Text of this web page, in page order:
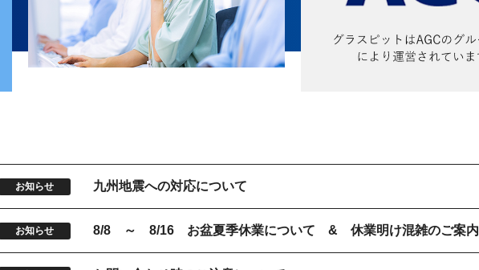
お知らせ 九州地震への対応について
お知らせ 8/8 ～ 8/16 お盆夏季休業について & 休業明け混雑のご案内